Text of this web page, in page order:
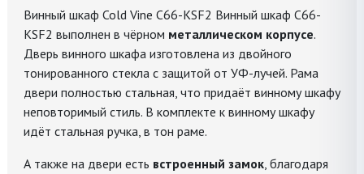
Винный шкаф Cold Vine C66-KSF2 Винный шкаф C66-
KSF2 выполнен в чёрном металлическом корпусе.
Дверь винного шкафа изготовлена из двойного
тонированного стекла с защитой от УФ-лучей. Рама
двери полностью стальная, что придаёт винному шкафу
неповторимый стиль. В комплекте к винному шкафу
идёт стальная ручка, в тон раме.
А также на двери есть встроенный замок, благодаря